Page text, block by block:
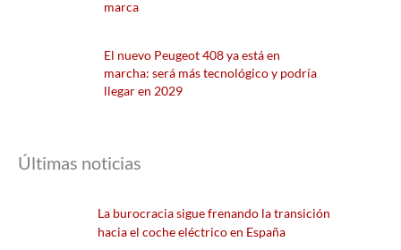
marca
El nuevo Peugeot 408 ya está en
marcha: será más tecnológico y podría
llegar en 2029
Últimas noticias
La burocracia sigue frenando la transición
hacia el coche eléctrico en España